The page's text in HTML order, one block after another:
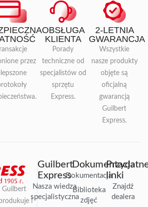
Transakcje
przez
OBSŁUGA
KLIENTA
Porady
techniczne od
specjalistów od
sprzętu
Express.
2-LETNIA
GWARANCJA
Wszystkie
nasze produkty
objęte są
oficjalną
gwarancją
Guilbert
Express.
Guilbert
i
Guilbert
Express
Nasza wiedza
specjalistyczna
Dokumentacja
Dokumentacja
Biblioteka
zdjęć
linki
Znajdź
dealera